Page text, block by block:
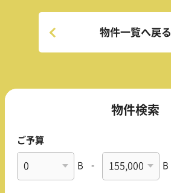
物件一覧へ戻る
物件検索
ご予算
B - B